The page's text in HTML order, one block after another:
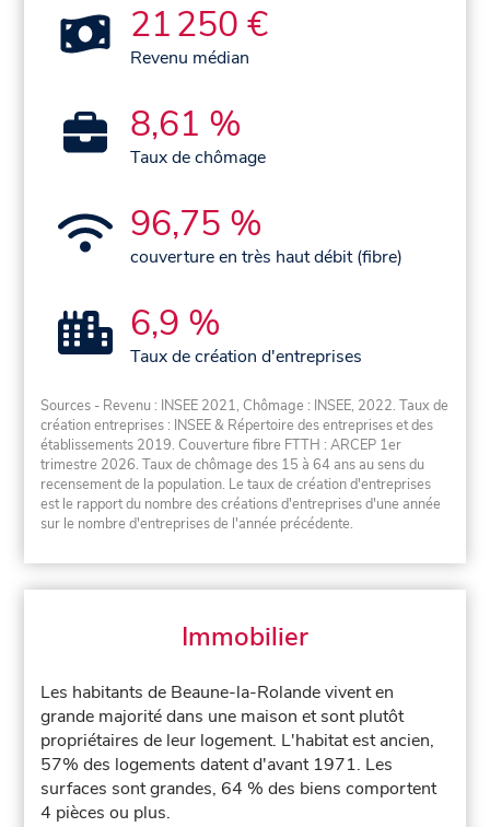
21 250 €
Revenu médian
8,61 %
Taux de chômage
96,75 %
couverture en très haut débit (fibre)
6,9 %
Taux de création d'entreprises
Sources - Revenu : INSEE 2021, Chômage : INSEE, 2022. Taux de
création entreprises : INSEE & Répertoire des entreprises et des
établissements 2019. Couverture fibre FTTH : ARCEP 1er
trimestre 2026. Taux de chômage des 15 à 64 ans au sens du
recensement de la population. Le taux de création d'entreprises
est le rapport du nombre des créations d'entreprises d'une année
sur le nombre d'entreprises de l'année précédente.
Immobilier
Les habitants de Beaune-la-Rolande vivent en
grande majorité dans une maison et sont plutôt
propriétaires de leur logement. L'habitat est ancien,
57% des logements datent d'avant 1971. Les
surfaces sont grandes, 64 % des biens comportent
4 pièces ou plus.